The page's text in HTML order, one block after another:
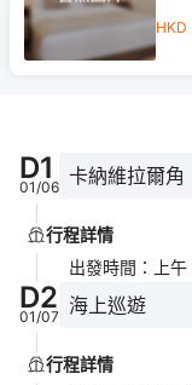
HKD
D1
01/06 卡納維拉爾角
行程詳情
出發時間 ： 上午
D2
01/07 海上巡遊
行程詳情